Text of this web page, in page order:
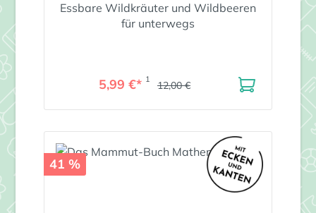
Essbare Wildkräuter und Wildbeeren
für unterwegs
5,99 €* 1 12,00 €
41 %